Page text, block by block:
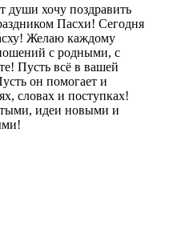
души хочу поздравить
Пасхи! Сегодня
Желаю каждому
с родными, с
Пусть всё в вашей
он помогает и
словах и поступках!
идеи новыми и